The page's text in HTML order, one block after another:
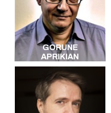
GORUNE
APRIKIAN